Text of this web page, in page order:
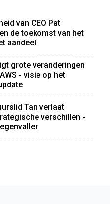
van CEO Pat
de toekomst van het
aandeel
grote veranderingen
- visie op het
Tan verlaat
verschillen -